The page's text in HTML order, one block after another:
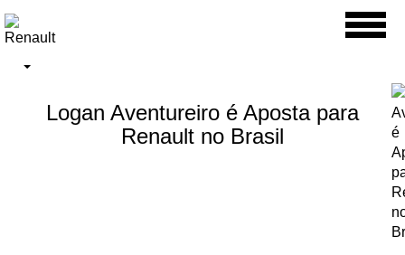
Logan Aventureiro é Aposta para
Renault no Brasil